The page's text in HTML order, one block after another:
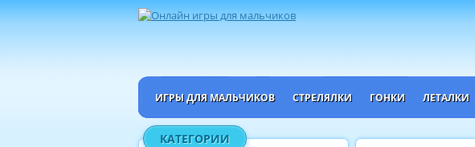
ИГРЫ ДЛЯ МАЛЬЧИКОВ СТРЕЛЯЛКИ ГОНКИ ЛЕТАЛКИ
КАТЕГОРИИ